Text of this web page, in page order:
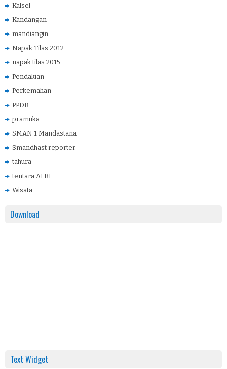
Kalsel
Kandangan
mandiangin
Napak Tilas 2012
napak tilas 2015
Pendakian
Perkemahan
PPDB
pramuka
SMAN 1 Mandastana
Smandhast reporter
tahura
tentara ALRI
Wisata
Download
Text Widget